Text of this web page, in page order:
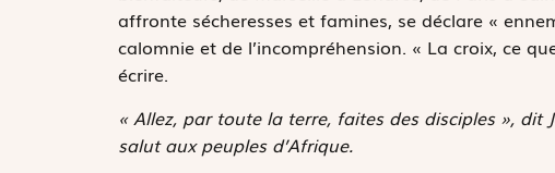
affronte sécheresses et famines, se déclare «
calomnie et de l’incompréhension. « La croix, ce
écrire.
« Allez, par toute la terre, faites des disciples »,
salut aux peuples d’Afrique.